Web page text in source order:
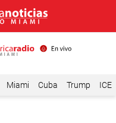
Miami Cuba Trump ICE